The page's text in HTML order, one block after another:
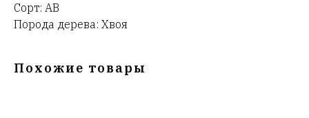
Сорт: АВ
Порода дерева: Хвоя
Похожие товары